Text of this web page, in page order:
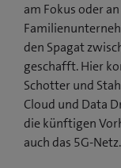
am Fokus oder
den Spagat
geschafft. Hier
Schotter und
Cloud und Data
die künftigen
auch das 5G-Netz.